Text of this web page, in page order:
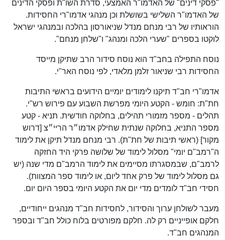
"פסקי דינים" של האדמו"ר האמצעי, סדרת השו"ת ופסקי הדינים
של האדמו"ר השלישי בשושלת וכן מנהגי אדמו"רי החסידות.
הוראותיו של רבי מנחם מנדל שניאורסון בהלכה ובמנהגי ישראל
לוקטו בספרים "שערי הלכה ומנהג" ו"שלחן מנחם".
נוסח התפילה בחב"ד הוא נוסח סידור הרב שתיקן מייסד
החסידות רבי שניאור זלמן מלאדי, לפי נוסח האר"י.
אדמו"רי חב"ד תיקנו לימודים יומיים הידועים בראשי התיבות
חת"ת: חומש - הקטע היומי מפרשת השבוע עם פירוש רש"י.
תהלים - מספר מזמורי תהילים, בחלוקה חודשית. תניא - קטע
מספר התניא, בחלוקה שנתית שחילק אדמו״ר הריי״צ [דרוש
מקור] (ראשי תיבות של חת"ת). רבי מנחם מנדל תיקן את לימוד
ה"רמב"ם יומי" מסלול לימוד של שלושה פרקי היד החזקה
לרמב"ם, שבמסגרתו מסיימים את לימוד הרמב"ם מדי שנה (יש
גם מסלול לימוד של פרק אחד ליום, או לימוד ספר המצוות).
חסידי חב"ד לומדים מדי יום את הקטע היומי בספר היום יום.
מעבר לשולחן ערוך והסידור, לחסידות חב"ד מנהגים ייחודיים,
חלקם אופייניים רק לה. חלקם מפורטים בלוח כולל חב"ד ובספר
המנהגים חב"ד.